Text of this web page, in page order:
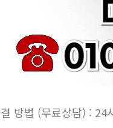
방법 (무료상담) :